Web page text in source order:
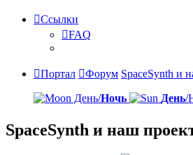
Ссылки
FAQ
Портал Форум SpaceSynth и
День/Ночь День/
SpaceSynth и наш